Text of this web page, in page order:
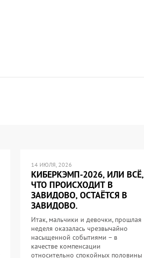
14 ИЮЛЯ, 2026
КИБЕРКЭМП-2026, ИЛИ ВСЁ,
ЧТО ПРОИСХОДИТ В
ЗАВИДОВО, ОСТАЁТСЯ В
ЗАВИДОВО.
Итак, мальчики и девочки, прошлая
неделя оказалась чрезвычайно
насыщенной событиями – в
качестве компенсации
относительно спокойных половины